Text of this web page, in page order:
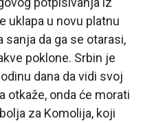
uklapa u novu platnu
da ga se otarasi,
poklone. Srbin je
dana da vidi svoj
otkaže, onda će morati
za Komolija, koji